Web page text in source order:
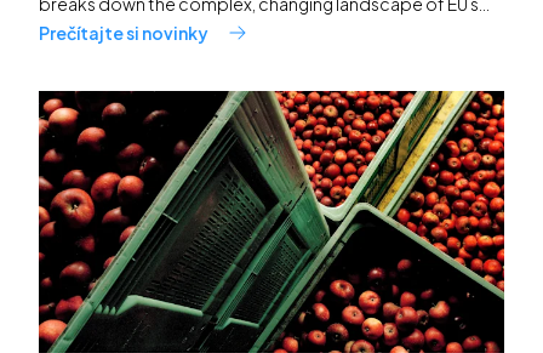
Prečítajte si novinky